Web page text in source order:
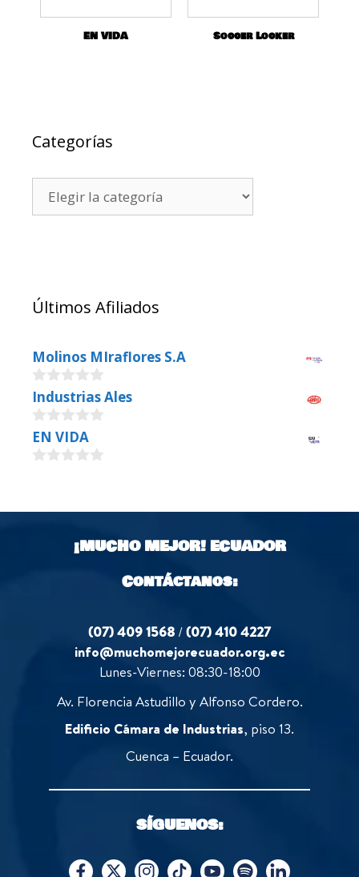
EN VIDA Soccer Locker
Categorías
Últimos Afiliados
Molinos MIraflores S.A
0
o
u
t
o
f
Industrias Ales
0
o
u
5
EN VIDA
t
¡MUCHO MEJOR!ECUADOR
Contáctanos:
(07) 409 1568 /(07) 410 4227
info@muchomejorecuador.org.ec
Lunes-Viernes: 08:30-18:00
Av. Florencia Astudillo y Alfonso Cordero.
Edificio Cámara de Industrias, piso 13.
Cuenca – Ecuador.
SÍGUENOS: